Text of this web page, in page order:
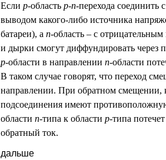
Если p-область p-n-перехода соединить
выводом какого-либо источника
батареи), а n-область – с
и дырки смогут диффундировать через
p-области в направлении n-области
В таком случае говорят, что переход
направлении. При обратном смещении,
подсоединения имеют
области n-типа к области p-типа
обратный ток.
дальше